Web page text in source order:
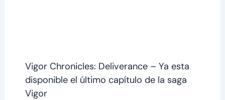
Vigor Chronicles: Deliverance – Ya esta
disponible el último capítulo de la saga
Vigor